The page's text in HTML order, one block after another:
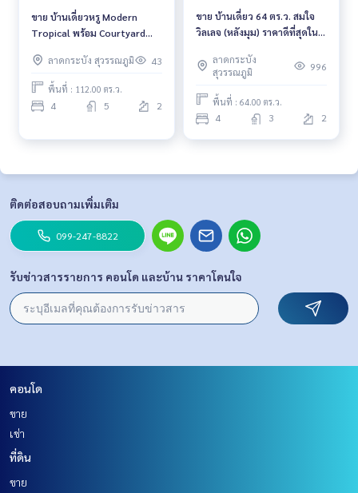
ขาย บ้านเดี่ยวหรู Modern
Tropical พร้อม Courtyard
ลาดกระบัง สุวรรณภูมิ
43
พื้นที่ : 112.00 ตร.ว.
4 5 2
ขาย บ้านเดี่ยว 64 ตร.ว. สมใจ
วิลเลจ (หลังมุม) ราคาดีที่สุดใน
ลาดกระบัง
สุวรรณภูมิ
996
พื้นที่ : 64.00 ตร.ว.
4 3 2
ติดต่อสอบถามเพิ่มเติม
099-247-8822
รับข่าวสารรายการ คอนโด และบ้าน ราคาโดนใจ
คอนโด
ขาย
เช่า
ที่ดิน
ขาย